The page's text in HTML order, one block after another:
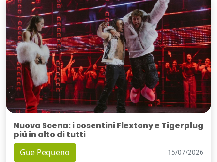
Nuova Scena: i cosentini Flextony e Tigerplug
più in alto di tutti
Gue Pequeno 15/07/2026